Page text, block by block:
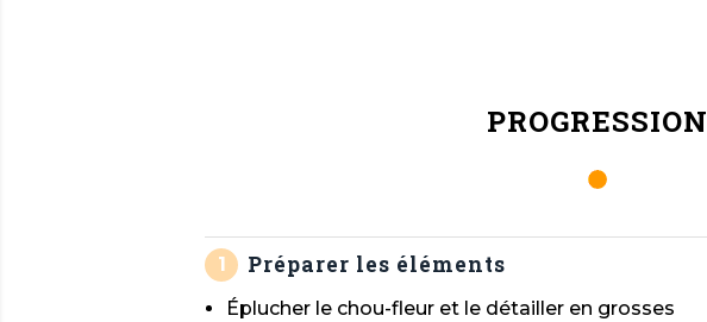
PROGRESSION
Préparer les éléments
Éplucher le chou-fleur et le détailler en grosses